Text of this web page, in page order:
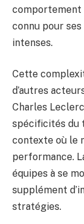
comportement
connu pour
intenses.
Cette
d’autres
Charles
spécificités du
contexte où le
performance.
équipes à se
supplément
stratégies.